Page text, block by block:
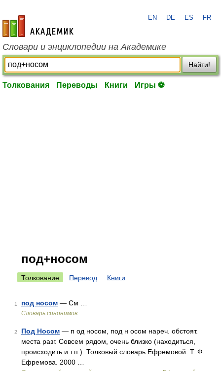
academic.ru
EN DE ES FR
Словари и энциклопедии на Академике
Найти!
Толкования Переводы Книги Игры ⚽
под+носом
Толкование Перевод Книги
1 под носом — См …
Словарь синонимов
2 Под Носом — п од носом, под н осом нареч. обстоят.
места разг. Совсем рядом, очень близко (находиться,
происходить и т.п.). Толковый словарь Ефремовой. Т. Ф.
Ефремова. 2000 …